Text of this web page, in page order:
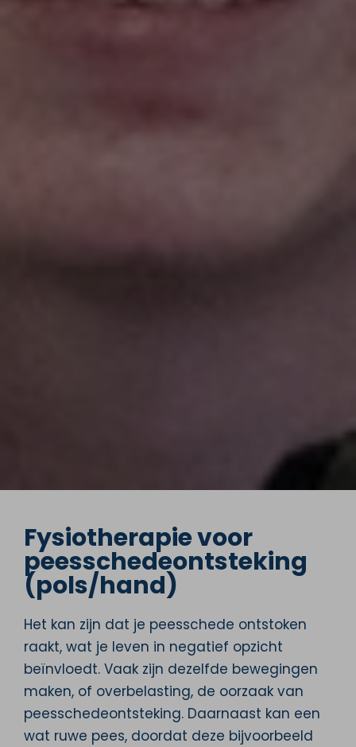
Fysiotherapie voor
peesschedeontsteking
(pols/hand)
Het kan zijn dat je peesschede ontstoken
raakt, wat je leven in negatief opzicht
beïnvloedt. Vaak zijn dezelfde bewegingen
maken, of overbelasting, de oorzaak van
peesschedeontsteking. Daarnaast kan een
wat ruwe pees, doordat deze bijvoorbeeld